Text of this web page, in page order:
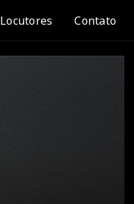
Locutores Contato